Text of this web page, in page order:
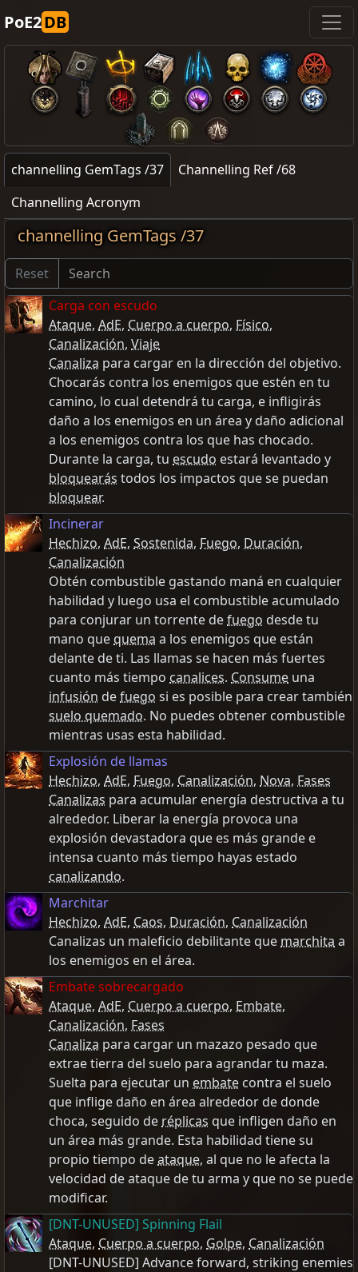
PoE2DB
channelling GemTags /37
Channelling Ref /68
Channelling Acronym
channelling GemTags /37
Reset
Carga con escudo
Ataque, AdE, Cuerpo a cuerpo, Físico,
Canalización, Viaje
Canaliza para cargar en la dirección del objetivo.
Chocarás contra los enemigos que estén en tu
camino, lo cual detendrá tu carga, e infligirás
daño a los enemigos en un área y daño adicional
a los enemigos contra los que has chocado.
Durante la carga, tu escudo estará levantado y
bloquearás todos los impactos que se puedan
bloquear.
Incinerar
Hechizo, AdE, Sostenida, Fuego, Duración,
Canalización
Obtén combustible gastando maná en cualquier
habilidad y luego usa el combustible acumulado
para conjurar un torrente defuego desde tu
mano quequema a los enemigos que están
delante de ti. Las llamas se hacen más fuertes
cuanto más tiempo canalices. Consume una
infusión defuego si es posible para crear también
suelo quemado. No puedes obtener combustible
mientras usas esta habilidad.
Explosión de llamas
Hechizo, AdE, Fuego, Canalización, Nova, Fases
Canalizas para acumular energía destructiva a tu
alrededor. Liberar la energía provoca una
explosión devastadora que es más grande e
intensa cuanto más tiempo hayas estado
canalizando.
Marchitar
Hechizo, AdE, Caos, Duración, Canalización
Canalizas un maleficio debilitante que marchita a
los enemigos en el área.
Embate sobrecargado
Ataque, AdE, Cuerpo a cuerpo, Embate,
Canalización, Fases
Canaliza para cargar un mazazo pesado que
extrae tierra del suelo para agrandar tu maza.
Suelta para ejecutar un embate contra el suelo
que inflige daño en área alrededor de donde
choca, seguido de réplicas que infligen daño en
un área más grande. Esta habilidad tiene su
propio tiempo deataque, al que no le afecta la
velocidad de ataque de tu arma y que no se puede
modificar.
[DNT-UNUSED] Spinning Flail
Ataque, Cuerpo a cuerpo, Golpe, Canalización
[DNT-UNUSED] Advance forward, striking enemies